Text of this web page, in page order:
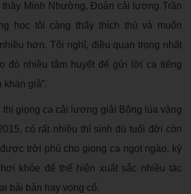
thầy Minh Nhường, Đoàn cải lương Trần
học tôi càng thấy thích thú và muốn
hơn. Tôi nghĩ, điều quan trọng nhất
đó nhiều tâm huyết để gửi lời ca tiếng
khán giả”.
giọng ca cải lương giải Bông lúa vàng
có rất nhiều thí sinh dù tuổi đời còn
trời phú cho giọng ca ngọt ngào, kỹ
khỏe để thể hiện xuất sắc nhiều tác
bài bản hay vọng cổ.